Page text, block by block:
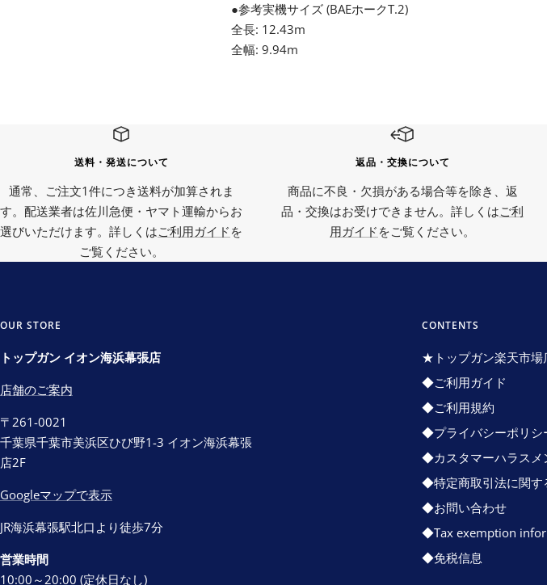
●参考実機サイズ (BAEホークT.2)
全長: 12.43m
全幅: 9.94m
送料・発送について
通常、ご注文1件につき送料が加算されま
す。配送業者は佐川急便・ヤマト運輸からお
選びいただけます。詳しくはご利用ガイド を
ご覧ください。
返品・交換について
商品に不良・欠損がある場合等を除き、返
品・交換はお受けできません。詳しくはご利
用ガイド をご覧ください。
OUR STORE
トップガン イオン海浜幕張店
店舗のご案内
〒261-0021
千葉県千葉市美浜区ひび野1-3 イオン海浜幕張
店2F
Googleマップで表示
JR海浜幕張駅北口より徒歩7分
営業時間
10:00～20:00 (定休日なし)
CONTENTS
★トップガン楽天市場
◆ご利用ガイド
◆ご利用規約
◆プライバシーポリシ
◆カスタマーハラスメ
◆特定商取引法に関す
◆お問い合わせ
◆Tax exemption
◆免税信息